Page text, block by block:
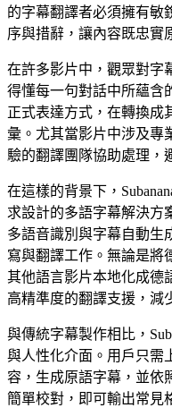
的字幕翻譯者必須擁有敏
序與措辭，讓內容既忠實
在許多影片中，觀眾對字
得懂每一句對話中所蘊含
正式表達方式，在轉換成
彙。尤其當影片中涉及專
驗的翻譯團隊協助處理，
在這樣的背景下，
求設計的多語字幕解決方
多語音識別與字幕自動生
寫與翻譯工作。無論是將
其他語言影片本地化成德
高精準度的翻譯支援，減
與傳統字幕製作相比，
與人性化介面。用戶只需
容，生成原語字幕，並依
簡單校對，即可輸出常見